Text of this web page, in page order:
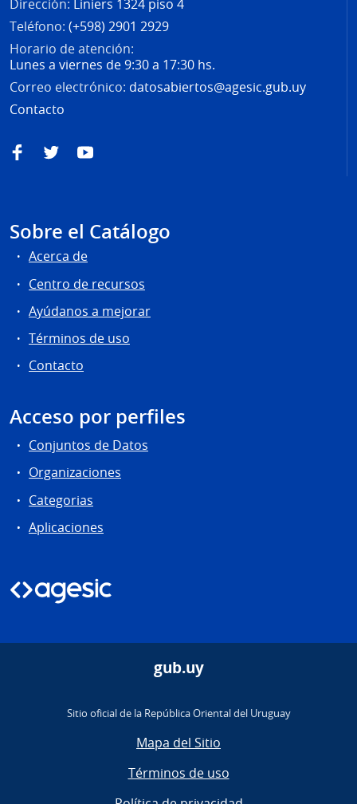
Dirección: Liniers 1324 piso 4
Teléfono: (+598) 2901 2929
Horario de atención:
Lunes a viernes de 9:30 a 17:30 hs.
Correo electrónico: datosabiertos@agesic.gub.uy
Contacto
FacebookTwitterYouTube
Sobre el Catálogo
Acerca de
Centro de recursos
Ayúdanos a mejorar
Términos de uso
Contacto
Acceso por perfiles
Conjuntos de Datos
Organizaciones
Categorias
Aplicaciones
gub.uy
Sitio oficial de la República Oriental del Uruguay
Mapa del Sitio
Términos de uso